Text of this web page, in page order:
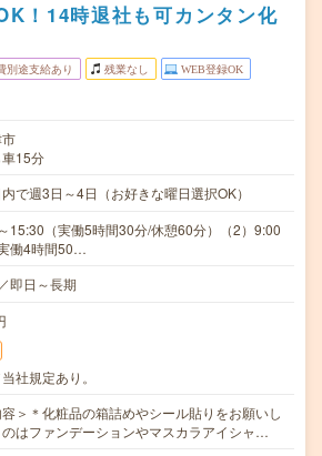
！14時退社も可カンタン化
別途支給あり 残業なし WEB登録OK
15分
で週3日～4日（お好きな曜日選択OK）
15:30（実働5時間30分/休憩60分）（2）9:00
働4時間50…
即日～長期
社規定あり。
容＞＊化粧品の箱詰めやシール貼りをお願いし
のはファンデーションやマスカラアイシャ…